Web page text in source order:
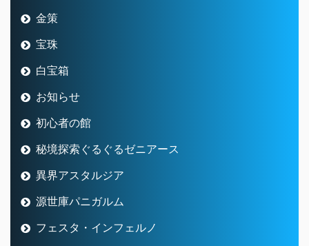
金策
宝珠
白宝箱
お知らせ
初心者の館
秘境探索ぐるぐるゼニアース
異界アスタルジア
源世庫パニガルム
フェスタ・インフェルノ